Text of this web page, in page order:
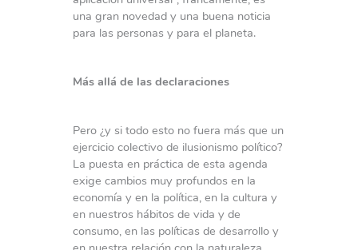
una gran novedad y una buena noticia
para las personas y para el planeta.
Más allá de las declaraciones
Pero ¿y si todo esto no fuera más que un
ejercicio colectivo de ilusionismo político?
La puesta en práctica de esta agenda
exige cambios muy profundos en la
economía y en la política, en la cultura y
en nuestros hábitos de vida y de
consumo, en las políticas de desarrollo y